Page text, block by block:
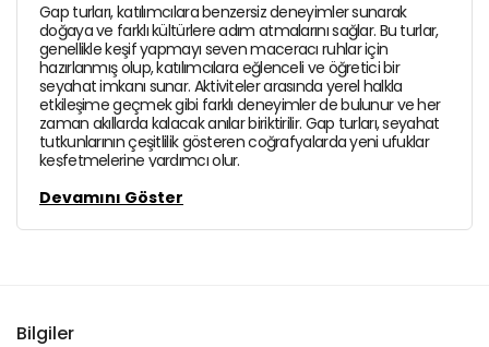
Gap turları, katılımcılara benzersiz deneyimler sunarak
doğaya ve farklı kültürlere adım atmalarını sağlar. Bu turlar,
genellikle keşif yapmayı seven maceracı ruhlar için
hazırlanmış olup, katılımcılara eğlenceli ve öğretici bir
seyahat imkanı sunar. Aktiviteler arasında yerel halkla
etkileşime geçmek gibi farklı deneyimler de bulunur ve her
zaman akıllarda kalacak anılar biriktirilir. Gap turları, seyahat
tutkunlarının çeşitlilik gösteren coğrafyalarda yeni ufuklar
keşfetmelerine yardımcı olur.
Devamını Göster
Bilgiler